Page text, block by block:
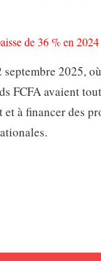
de 36 % en 2024
2025,
FCFA avaient
à financer des